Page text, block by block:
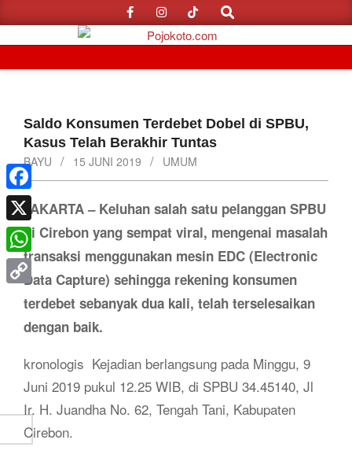
to
content
Search
MenuSaldo Konsumen Terdebet Dobel di SPBU,
Kasus Telah Berakhir Tuntas
BAYU
15 JUNI 2019 UMUM
JAKARTA – Keluhan salah satu pelanggan SPBU
di Cirebon yang sempat viral, mengenai masalah
transaksi menggunakan mesin EDC (Electronic
Data Capture) sehingga rekening konsumen
terdebet sebanyak dua kali, telah terselesaikan
dengan baik.
kronologis Kejadian berlangsung pada Minggu, 9
Juni 2019 pukul 12.25 WIB, di SPBU 34.45140, Jl
Ir. H. Juandha No. 62, Tengah Tani, Kabupaten
Cirebon.
Facebook
X
WhatsApp
Copy
Link